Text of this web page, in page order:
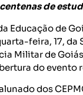
de
Educação de
feira, 17,
Militar de
do
dos